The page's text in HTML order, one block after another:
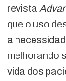
revista
que o uso
a
melhorando
vida dos